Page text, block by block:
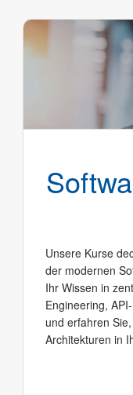
Unsere Kurse
der modernen
Ihr Wissen in
Engineering,
und erfahren
Architekturen in